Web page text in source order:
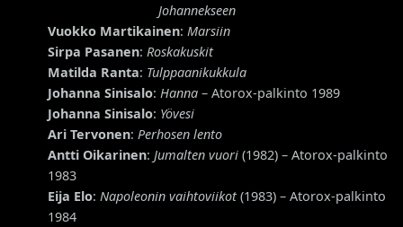
Johannekseen
Vuokko Martikainen: Marsiin
Sirpa Pasanen: Roskakuskit
Matilda Ranta: Tulppaanikukkula
Johanna Sinisalo: Hanna – Atorox-palkinto 1989
Johanna Sinisalo: Yövesi
Ari Tervonen: Perhosen lento
Antti Oikarinen: Jumalten vuori (1982) – Atorox-palkinto
1983
Eija Elo: Napoleonin vaihtoviikot(1983) – Atorox-palkinto
1984